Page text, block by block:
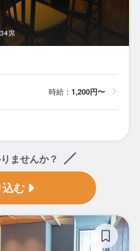
34席
時給： 1,200円〜
ませんか？
む